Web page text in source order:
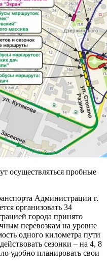
осуществляться пробные
Администрации г.
организовать 34
города принято
перевозкам на уровне
одного километра пути
сезонки – на 4, 8
удобно планировать свои